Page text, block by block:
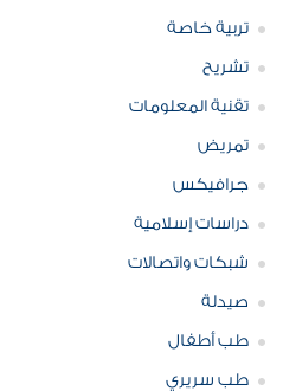
تربية خاصة
تشريح
تقنية المعلومات
تمريض
جرافيكس
دراسات إسلامية
شبكات واتصالات
صيدلة
طب أطفال
طب سريري